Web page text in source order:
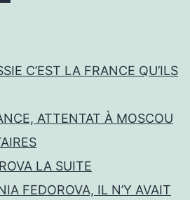
C’EST LA FRANCE QU’ILS
ATTENTAT À MOSCOU
LA SUITE
FEDOROVA, IL N’Y AVAIT